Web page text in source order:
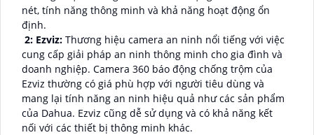
nét, tính năng thông minh và khả năng hoạt động ổn
định.
2: Ezviz: Thương hiệu camera an ninh nổi tiếng với việc
cung cấp giải pháp an ninh thông minh cho gia đình và
doanh nghiệp. Camera 360 báo động chống trộm của
Ezviz thường có giá phù hợp với người tiêu dùng và
mang lại tính năng an ninh hiệu quả như các sản phẩm
của Dahua. Ezviz cũng dễ sử dụng và có khả năng kết
nối với các thiết bị thông minh khác.